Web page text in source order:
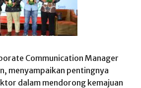
Communication Manager
menyampaikan pentingnya
dalam mendorong kemajuan